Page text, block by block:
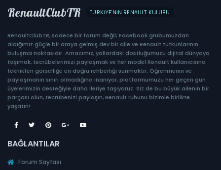
RenaultClubTR TÜRKIYE'NIN RENAULT KULÜBÜ
RenaultClubTR, sadece bir forum değil; Facebook grubumuzdan
aldığımız güçle bir araya gelmiş dev bir aile ve Renault tutkunlarının
buluşma noktasıdır. Amacımız, yollardaki dostluğumuzu dijital dünyaya
taşımak, tecrübelerimizi paylaşmak ve her model Renault kullanıcısına
teknikten görselliğe en doğru rehberliği sunmaktır. Öğrenmenin ve
paylaşmanın sınırı olmadığına inanıyor, platformumuzu her geçen gün
üyelerimizin desteğiyle daha ileriye taşıyoruz. Siz de bu büyük ailenin bir
parçası olun, tecrübenizi paylaşın, Renault ruhunu bizimle birlikte
yaşatın!
BAĞLANTILAR
Forum Sayfası